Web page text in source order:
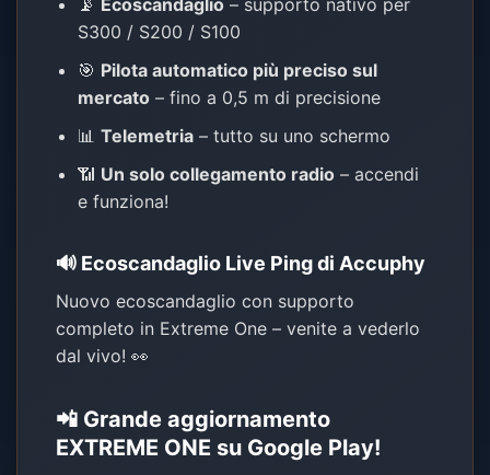
S300 / S200 / S100
🎯 Pilota automatico più preciso sul
mercato – fino a 0,5 m di precisione
📊Telemetria – tutto su uno schermo
📶 Un solo collegamento radio – accendi
e funziona!
🔊 Ecoscandaglio Live Ping di Accuphy
Nuovo ecoscandaglio con supporto
completo in Extreme One – venite a vederlo
dal vivo! 👀
📲 Grande aggiornamento
EXTREME ONE su Google Play!